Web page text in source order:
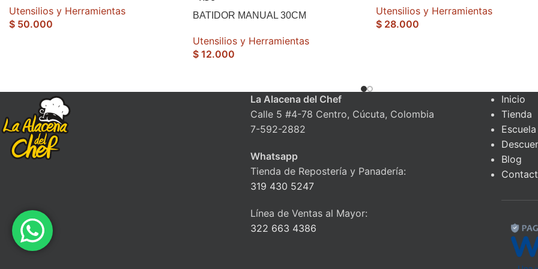
Utensilios y Herramientas
$ 50.000
BATIDOR MANUAL 30CM
Utensilios y Herramientas
$12.000
Utensilios y Herramientas
$ 28.000
La Alacena del Chef
Calle 5 #4-78 Centro, Cúcuta, Colombia
7-592-2882
Whatsapp
Tienda de Repostería y Panadería:
319 430 5247
Línea de Ventas al Mayor:
322 663 4386
Inicio
Tienda
Blog